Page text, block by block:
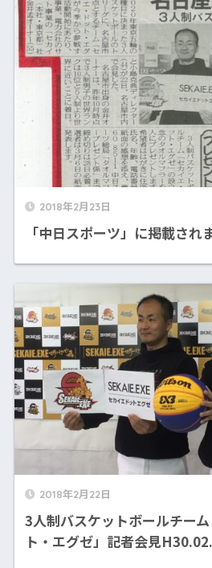
2018年2月23日
「中日スポーツ」に掲載さ
2018年2月22日
3人制バスケットボールチー
ト・エグゼ」記者会見